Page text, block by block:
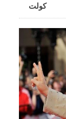
کولت